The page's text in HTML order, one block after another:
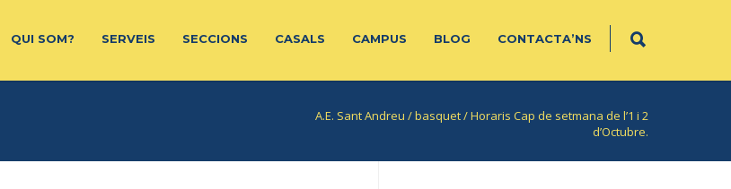
QUI SOM? SERVEIS SECCIONS CASALS CAMPUS BLOG CONTACTA’NS
A.E. Sant Andreu /basquet/Horaris Cap de setmana de l’1 i 2
d’Octubre.